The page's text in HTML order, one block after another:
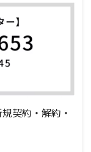
契約・解約・